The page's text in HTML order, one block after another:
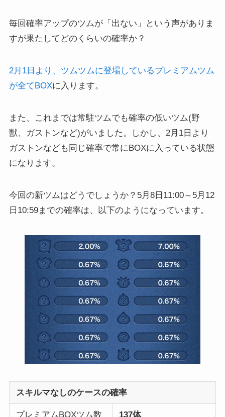
毎回確率アップのツムが「出ない」という声がありま
すが果たしてどのくらいの確率か？
2月1日より、ツムツムに登場しているプレミアムツム
が全てBOXに入ります。
また、これまでは常駐ツムでも確率の低いツム(野
獣、ガストンなど)がいました。しかし、2月1日より
ガストンなども同じ確率で常にBOXに入っている状態
になります。
今回の新ツムはどうでしょうか？5月8日11:00～5月12
日10:59までの確率は、以下のようになっています。
スキルマなしのケースの確率
プレミアムBOXツム数 137体